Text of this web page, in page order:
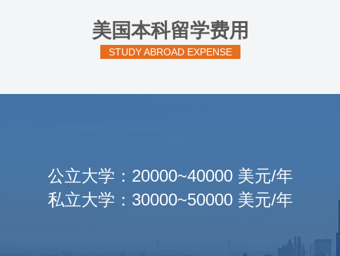
美国本科留学费用
STUDY ABROAD EXPENSE
公立大学：20000~40000 美元/年
私立大学：30000~50000 美元/年